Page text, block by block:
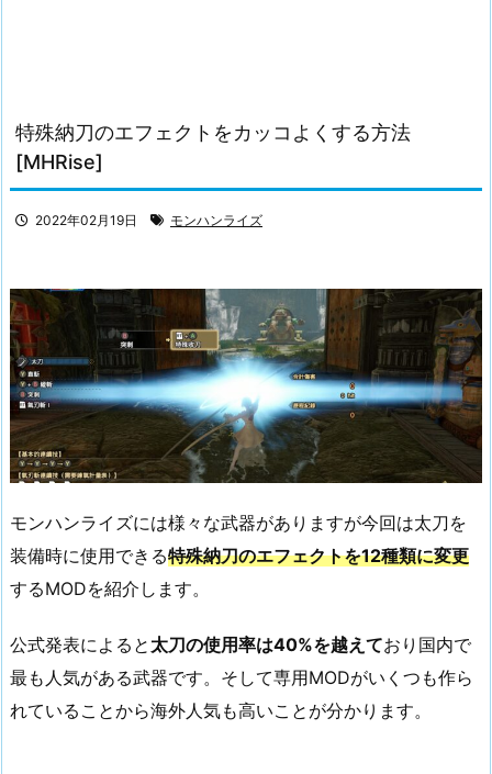
特殊納刀のエフェクトをカッコよくする方法
[MHRise]
2022年02月19日 モンハンライズ
モンハンライズには様々な武器がありますが今回は太刀を
装備時に使用できる特殊納刀のエフェクトを12種類に変更
するMODを紹介します。
公式発表によると 太刀の使用率は40%を越えており国内で
最も人気がある武器です。そして専用MODがいくつも作ら
れていることから海外人気も高いことが分かります。